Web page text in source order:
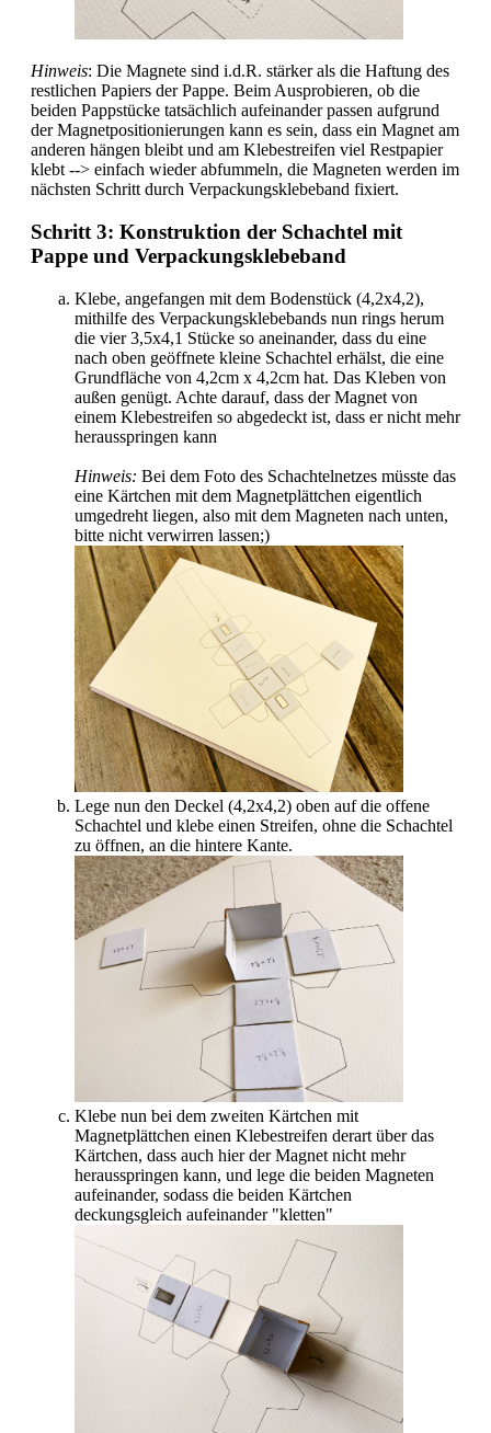
Hinweis: Die Magnete sind i.d.R. stärker als die Haftung des
restlichen Papiers der Pappe. Beim Ausprobieren, ob die
beiden Pappstücke tatsächlich aufeinander passen aufgrund
der Magnetpositionierungen kann es sein, dass ein Magnet am
anderen hängen bleibt und am Klebestreifen viel Restpapier
klebt --> einfach wieder abfummeln, die Magneten werden im
nächsten Schritt durch Verpackungsklebeband fixiert.
Schritt 3: Konstruktion der Schachtel mit
Pappe und Verpackungsklebeband
Klebe, angefangen mit dem Bodenstück (4,2x4,2),
mithilfe des Verpackungsklebebands nun rings herum
die vier 3,5x4,1 Stücke so aneinander, dass du eine
nach oben geöffnete kleine Schachtel erhälst, die eine
Grundfläche von 4,2cm x 4,2cm hat. Das Kleben von
außen genügt. Achte darauf, dass der Magnet von
einem Klebestreifen so abgedeckt ist, dass er nicht mehr
herausspringen kann
Hinweis: Bei dem Foto des Schachtelnetzes müsste das
eine Kärtchen mit dem Magnetplättchen eigentlich
umgedreht liegen, also mit dem Magneten nach unten,
bitte nicht verwirren lassen;)
Lege nun den Deckel (4,2x4,2) oben auf die offene
Schachtel und klebe einen Streifen, ohne die Schachtel
zu öffnen, an die hintere Kante.
Klebe nun bei dem zweiten Kärtchen mit
Magnetplättchen einen Klebestreifen derart über das
Kärtchen, dass auch hier der Magnet nicht mehr
herausspringen kann, und lege die beiden Magneten
aufeinander, sodass die beiden Kärtchen
deckungsgleich aufeinander "kletten"